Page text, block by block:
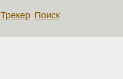
Трекер Поиск